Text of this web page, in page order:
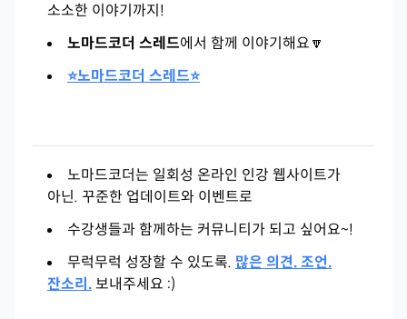
소소한 이야기까지!
노마드코더 스레드에서 함께 이야기해요🔽
⭐노마드코더 스레드⭐
노마드코더는 일회성 온라인 인강 웹사이트가
아닌. 꾸준한 업데이트와 이벤트로
수강생들과 함께하는 커뮤니티가 되고 싶어요~!
무럭무럭 성장할 수 있도록. 많은 의견. 조언.
잔소리.보내주세요 :)